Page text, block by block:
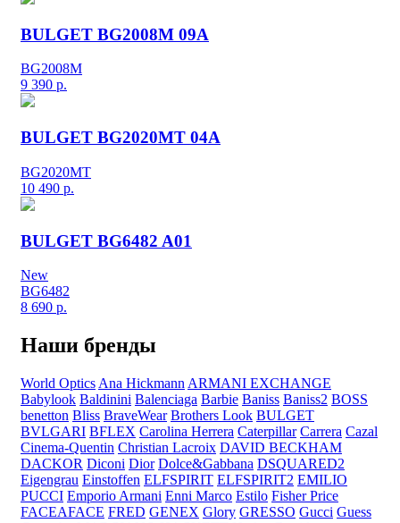
BULGET BG2008M 09A
BG2008M
9 390 р.
BULGET BG2020MT 04A
BG2020MT
10 490 р.
BULGET BG6482 A01
New
BG6482
8 690 р.
Наши бренды
World Optics Ana Hickmann ARMANI EXCHANGE
Babylook Baldinini Balenciaga Barbie Baniss Baniss2 BOSS
benetton Bliss BraveWear Brothers Look BULGET
BVLGARI BFLEX Carolina Herrera Caterpillar Carrera Cazal
Cinema-Quentin Christian Lacroix DAVID BECKHAM
DACKOR Diconi Dior Dolce&Gabbana DSQUARED2
Eigengrau Einstoffen ELFSPIRIT ELFSPIRIT2 EMILIO
PUCCI Emporio Armani Enni Marco Estilo Fisher Price
FACEAFACE FRED GENEX Glory GRESSO Gucci Guess